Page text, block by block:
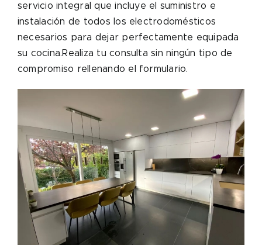
servicio integral que incluye el suministro e
instalación de todos los electrodomésticos
necesarios para dejar perfectamente equipada
su cocina.Realiza tu consulta sin ningún tipo de
compromiso rellenando el formulario.